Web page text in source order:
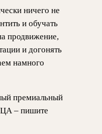
ничего не
и обучать
продвижение,
и догонять
намного
премиальный
ЦА – пишите